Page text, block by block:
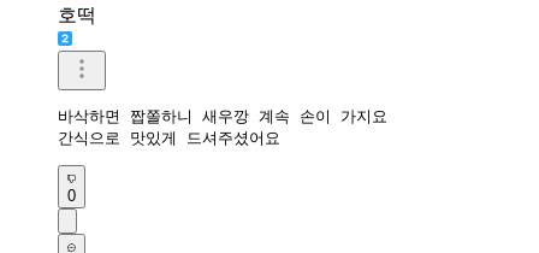
호떡
바삭하면 짭쫄하니 새우깡 계속 손이 가지요
간식으로 맛있게 드셔주셨어요
0